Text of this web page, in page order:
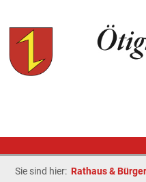
Sie sind hier: Rathaus &